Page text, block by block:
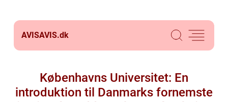
AVISAVIS.dk
Københavns Universitet: En
introduktion til Danmarks fornemste